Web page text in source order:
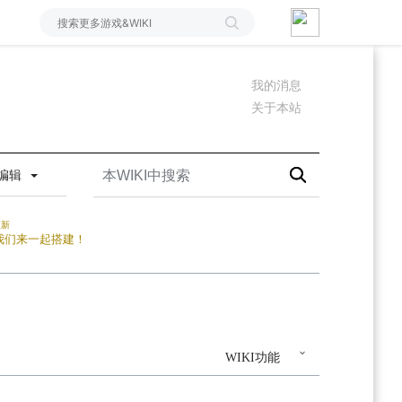
我的消息
关于本站
辑
来一起搭建！
WIKI功能